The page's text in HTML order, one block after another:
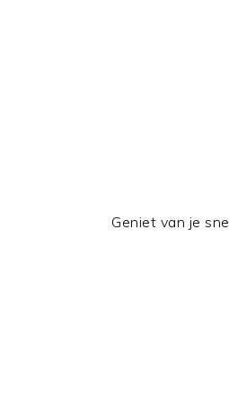
Geniet van je